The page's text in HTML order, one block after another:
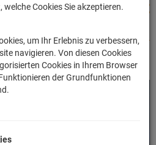
Spiele
welche Cookies Sie akzeptieren.
um Ihr Erlebnis zu verbessern,
navigieren. Von diesen Cookies
Cookies in Ihrem Browser
der Grundfunktionen